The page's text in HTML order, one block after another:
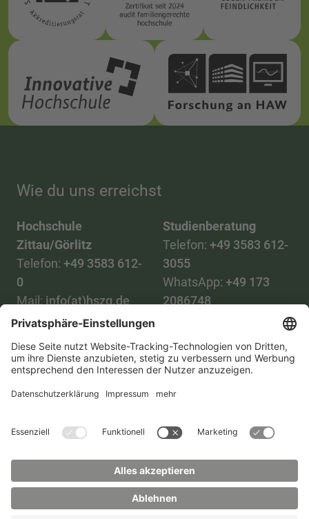
Wie du uns erreichst
Hochschule
Zittau/Görlitz
Telefon: +49 3583 612-
0
Mail: info(at)hszg.de
Studienberatung
Telefon: +49 3583 612-
3055
WhatsApp: +49 173
2086748
Alle StudiengängeDatenschutz
ImpressumBarrierefreiheitPresse